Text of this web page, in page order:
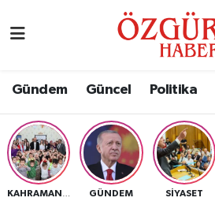
Gündem Güncel Politika
GÜNDEM SIYASET
Eğitim
Ekonomi
Nöbetçi Eczaneler
Namaz Vakitleri
Trafik Durumu